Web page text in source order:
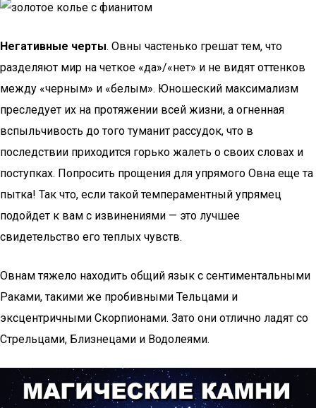
Негативные черты. Овны частенько грешат тем, что
разделяют мир на четкое «да»/«нет» и не видят оттенков
между «черным» и «белым». Юношеский максимализм
преследует их на протяжении всей жизни, а огненная
вспыльчивость до того туманит рассудок, что в
последствии приходится горько жалеть о своих словах и
поступках. Попросить прощения для упрямого Овна еще та
пытка! Так что, если такой темпераментный упрямец
подойдет к вам с извинениями — это лучшее
свидетельство его теплых чувств.
Овнам тяжело находить общий язык с сентиментальными
Раками, такими же пробивными Тельцами и
эксцентричными Скорпионами. Зато они отлично ладят со
Стрельцами, Близнецами и Водолеями.